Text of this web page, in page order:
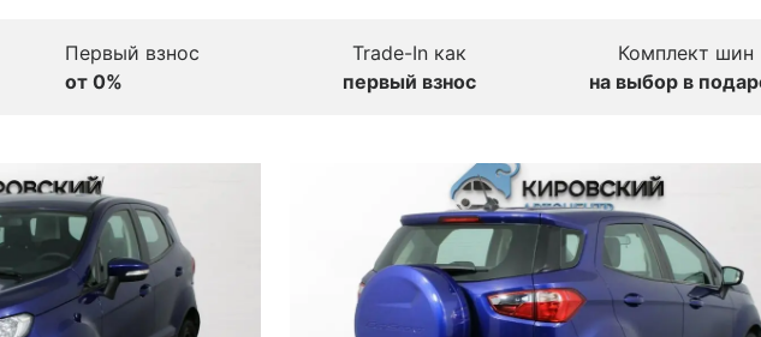
Первый взнос
от 0%
Trade-In как
первый взнос
Комплект шин
на выбор в